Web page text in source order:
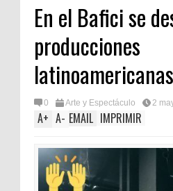
En el Bafici se
producciones
latinoamericanas
0 Arte y Espectáculo 2
A+ A- EMAIL IMPRIMIR